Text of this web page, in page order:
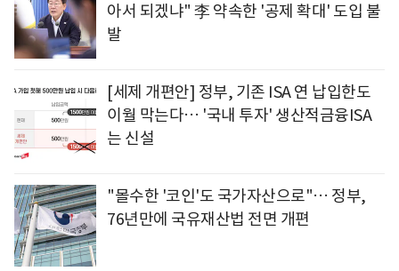
아서 되겠냐" 李 약속한 '공제 확대' 도입 불
발
[세제 개편안] 정부, 기존 ISA 연 납입한도
이월 막는다… '국내 투자' 생산적금융ISA
는 신설
"몰수한 '코인'도 국가자산으로"… 정부,
76년만에 국유재산법 전면 개편